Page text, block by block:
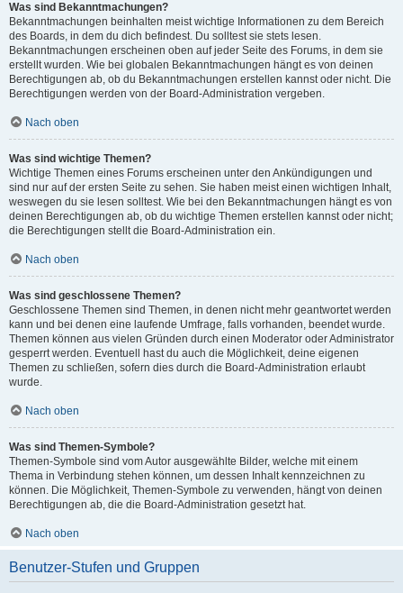
Was sind Bekanntmachungen?
Bekanntmachungen beinhalten meist wichtige Informationen zu dem Bereich
des Boards, in dem du dich befindest. Du solltest sie stets lesen.
Bekanntmachungen erscheinen oben auf jeder Seite des Forums, in dem sie
erstellt wurden. Wie bei globalen Bekanntmachungen hängt es von deinen
Berechtigungen ab, ob du Bekanntmachungen erstellen kannst oder nicht. Die
Berechtigungen werden von der Board-Administration vergeben.
Nach oben
Was sind wichtige Themen?
Wichtige Themen eines Forums erscheinen unter den Ankündigungen und
sind nur auf der ersten Seite zu sehen. Sie haben meist einen wichtigen Inhalt,
weswegen du sie lesen solltest. Wie bei den Bekanntmachungen hängt es von
deinen Berechtigungen ab, ob du wichtige Themen erstellen kannst oder nicht;
die Berechtigungen stellt die Board-Administration ein.
Nach oben
Was sind geschlossene Themen?
Geschlossene Themen sind Themen, in denen nicht mehr geantwortet werden
kann und bei denen eine laufende Umfrage, falls vorhanden, beendet wurde.
Themen können aus vielen Gründen durch einen Moderator oder Administrator
gesperrt werden. Eventuell hast du auch die Möglichkeit, deine eigenen
Themen zu schließen, sofern dies durch die Board-Administration erlaubt
wurde.
Nach oben
Was sind Themen-Symbole?
Themen-Symbole sind vom Autor ausgewählte Bilder, welche mit einem
Thema in Verbindung stehen können, um dessen Inhalt kennzeichnen zu
können. Die Möglichkeit, Themen-Symbole zu verwenden, hängt von deinen
Berechtigungen ab, die die Board-Administration gesetzt hat.
Nach oben
Benutzer-Stufen und Gruppen